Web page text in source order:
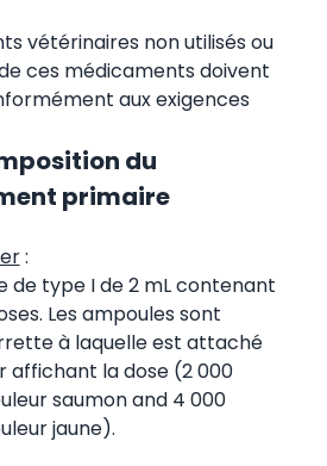
vétérinaires non utilisés ou
ces médicaments doivent
aux exigences
du
primaire
:
de type I de 2 mL contenant
Les ampoules sont
à laquelle est attaché
affichant la dose (2 000
saumon and 4 000
jaune).